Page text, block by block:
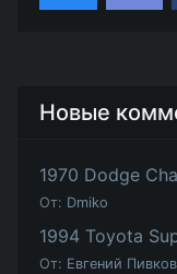
Новые
1970 Dodge
От: Dmiko
1994 Toyota
От: Евгений Пивков